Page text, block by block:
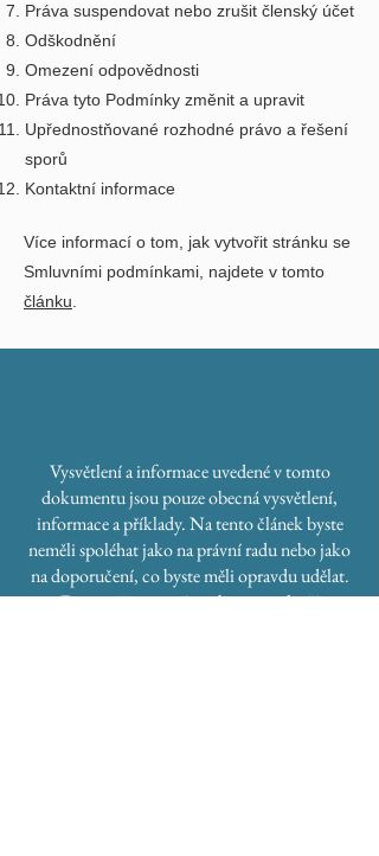
Práva suspendovat nebo zrušit členský účet
Odškodnění
Omezení odpovědnosti
Práva tyto Podmínky změnit a upravit
Upřednostňované rozhodné právo a řešení
sporů
Kontaktní informace
Více informací o tom, jak vytvořit stránku se
Smluvními podmínkami, najdete v tomto
článku
Vysvětlení a informace uvedené v tomto
dokumentu jsou pouze obecná vysvětlení,
informace a příklady. Na tento článek byste
neměli spoléhat jako na právní radu nebo jako
na doporučení, co byste měli opravdu udělat.
Doporučujeme vám, abyste pro lepší